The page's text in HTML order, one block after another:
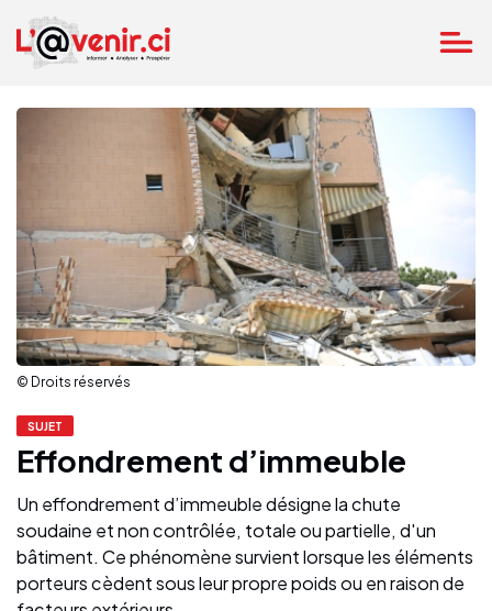
© Droits réservés
SUJET
Effondrement d’immeuble
Un effondrement d’immeuble désigne la chute
soudaine et non contrôlée, totale ou partielle, d'un
bâtiment. Ce phénomène survient lorsque les éléments
porteurs cèdent sous leur propre poids ou en raison de